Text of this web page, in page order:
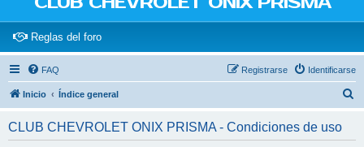
Reglas del foro(Opens a new tab)
FAQ Identificarse
Registrarse
Inicio Índice general
CLUB CHEVROLET ONIX PRISMA - Condiciones de uso